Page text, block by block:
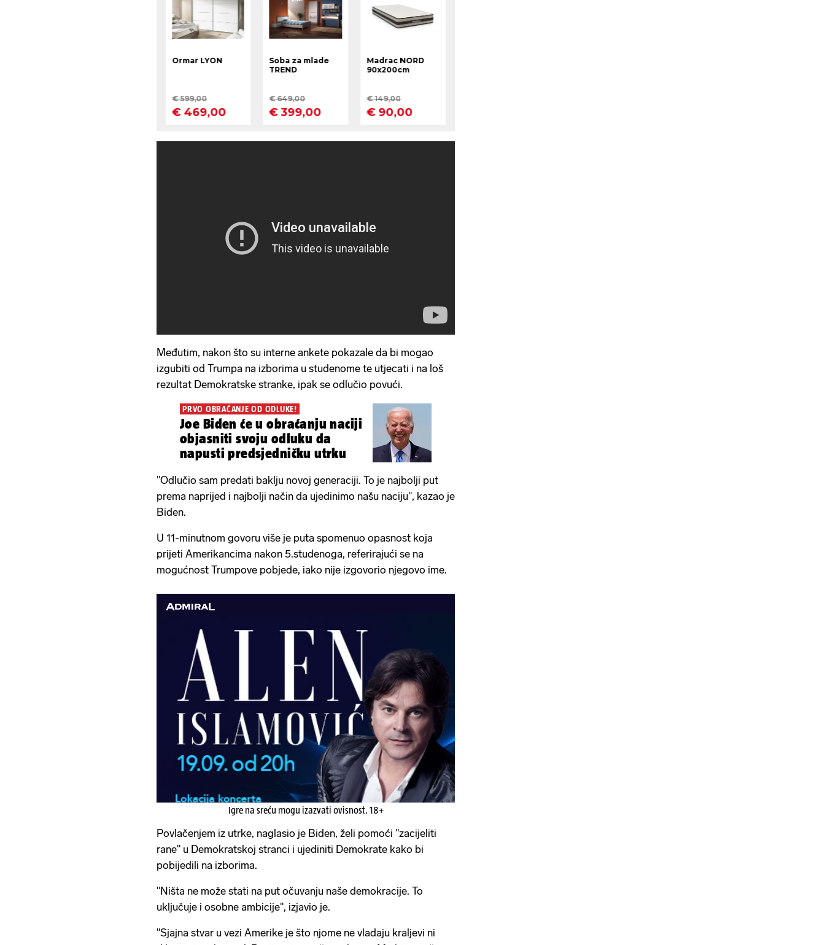
Međutim, nakon što su interne ankete pokazale da bi mogao
izgubiti od Trumpa na izborima u studenome te utjecati i na loš
rezultat Demokratske stranke, ipak se odlučio povući.
PRVO OBRAĆANJE OD ODLUKE!
Joe Biden će u obraćanju naciji
objasniti svoju odluku da
napusti predsjedničku utrku
"Odlučio sam predati baklju novoj generaciji. To je najbolji put
prema naprijed i najbolji način da ujedinimo našu naciju", kazao je
Biden.
U 11-minutnom govoru više je puta spomenuo opasnost koja
prijeti Amerikancima nakon 5.studenoga, referirajući se na
mogućnost Trumpove pobjede, iako nije izgovorio njegovo ime.
Igre na sreću mogu izazvati ovisnost. 18+
Povlačenjem iz utrke, naglasio je Biden, želi pomoći "zacijeliti
rane" u Demokratskoj stranci i ujediniti Demokrate kako bi
pobijedili na izborima.
"Ništa ne može stati na put očuvanju naše demokracije. To
uključuje i osobne ambicije'', izjavio je.
"Sjajna stvar u vezi Amerike je što njome ne vladaju kraljevi ni